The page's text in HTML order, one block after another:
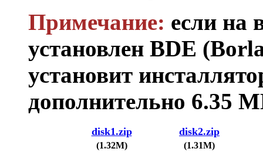
Примечание: если на
установлен BDE
установит
дополнительно 6.35
disk1.zip disk2.zip
(1.32M) (1.31M)